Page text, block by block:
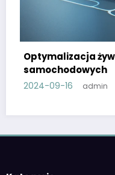
akumulatorów